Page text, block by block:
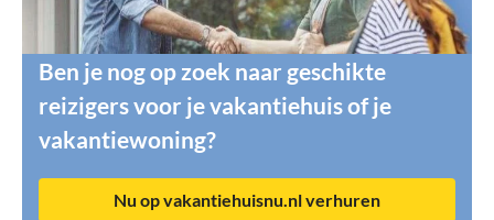
Ben je nog op zoek naar geschikte
reizigers voor je vakantiehuis of je
vakantiewoning?
Nu op vakantiehuisnu.nl verhuren